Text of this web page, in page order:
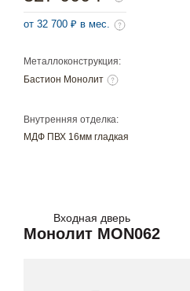
Металлоконструкция:
Бастион Монолит
Внутренняя отделка:
МДФ ПВХ 16мм гладкая
от 32 700 ₽ в мес.
Входная дверь
Монолит MON062